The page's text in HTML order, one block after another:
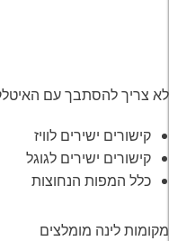
לא צריך להסתבך עם
קישורים ישירים לוויז
קישורים ישירים לגוגל
כלל המפות הנחוצות
מקומות לינה מומלצים